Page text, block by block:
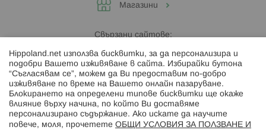
Магазини
Свързани сайтове:
Hippoland.ro
Последвайте ни:
Hippoland.net използва бисквитки, за да персонализира и
подобри Вашето изживяване в сайта. Избирайки бутона
“Съгласявам се”, можем да Ви предоставим по-добро
изживяване по време на Вашето онлайн пазаруване.
Блокирането на определени типове бисквитки ще окаже
влияние върху начина, по който Ви доставяме
персонализирано съдържание. Ако искате да научите
повече, моля, прочетете ОБЩИ УСЛОВИЯ ЗА ПОЛЗВАНЕ И